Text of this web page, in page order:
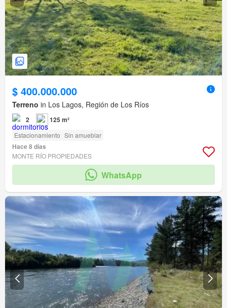
$ 400.000.000
Terreno in Los Lagos, Región de Los Ríos
2 125 m²
Estacionamiento Sin amueblar
Hace 8 días
MONTE RÍO PROPIEDADES
WhatsApp